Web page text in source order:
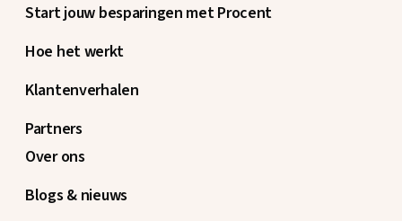
Start jouw besparingen met Procent
Hoe het werkt
Klantenverhalen
Partners
Over ons
Blogs & nieuws